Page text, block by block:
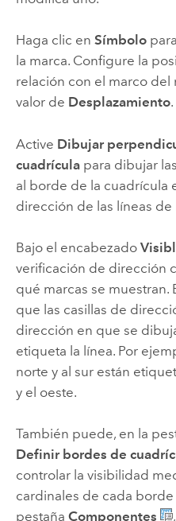
Haga clic en Símbolo
la marca. Configure la
relación con el marco
valor de Desplazamiento.
Active Dibujar
cuadrículapara dibujar
al borde de la cuadrícula
dirección de las líneas de
Bajo el encabezado
verificación de dirección
qué marcas se
que las casillas de
dirección en que se
etiqueta la línea. Por
norte y al sur están
y el oeste.
También puede, en la
Definir bordes de
controlar la visibilidad
cardinales de cada
pestaña Componentes